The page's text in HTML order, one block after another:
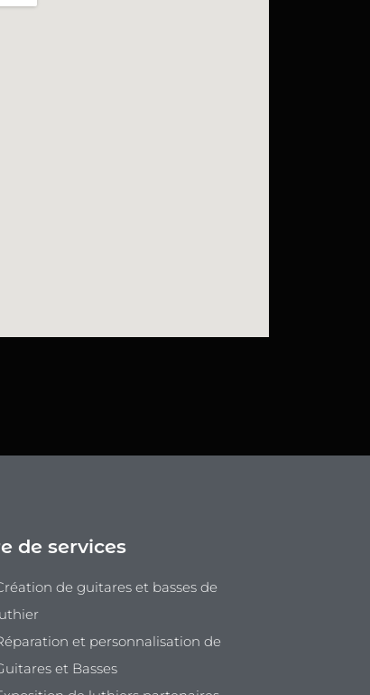
de services
de guitares et basses de
et personnalisation de
et Basses